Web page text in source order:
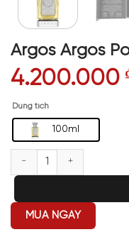
Argos Argos
4.200.000
Dung tích
100ml
Argos Argos Pour Homme
MUA NGAY